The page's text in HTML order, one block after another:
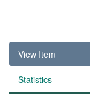
View Item
Statistics